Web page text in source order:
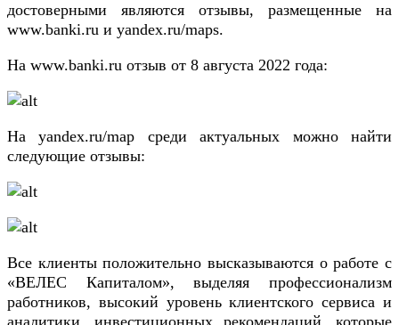
достоверными являются отзывы, размещенные на
www.banki.ru и yandex.ru/maps.
На www.banki.ru отзыв от 8 августа 2022 года:
На yandex.ru/map среди актуальных можно найти
следующие отзывы:
Все клиенты положительно высказываются о работе с
«ВЕЛЕС Капиталом», выделяя профессионализм
работников, высокий уровень клиентского сервиса и